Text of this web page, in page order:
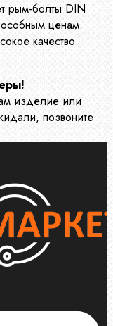
рым-болты DIN
ценам.
качество
изделие или
позвоните